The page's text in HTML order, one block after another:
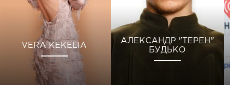
VERA KEKELIA
АЛЕКСАНДР "ТЕРЕН"
БУДЬКО